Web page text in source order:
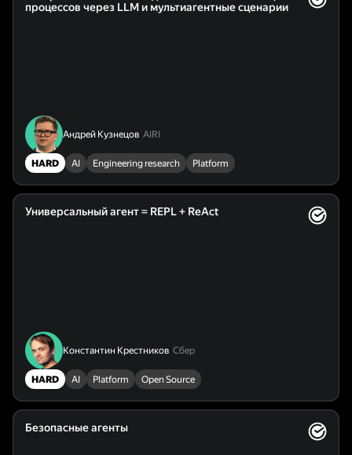
процессов через LLM и мультиагентные сценарии
Андрей Кузнецов AIRI
HARD AI Engineering research Platform
Универсальный агент = REPL + ReAct
Константин Крестников Сбер
HARD AI Platform Open Source
Безопасные агенты